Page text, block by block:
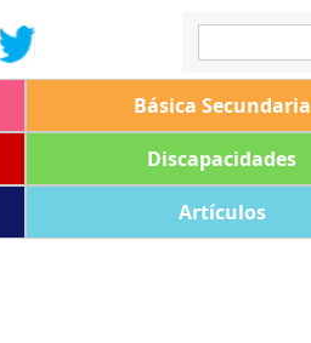
Básica Secundaria
Discapacidades
Artículos